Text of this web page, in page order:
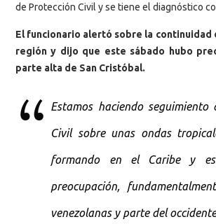
de Protección Civil y se tiene el diagnóstico
El funcionario alertó sobre la continuidad
región y dijo que este sábado hubo
parte alta de San Cristóbal.
Estamos haciendo seguimiento
Civil sobre unas ondas
formando en el Caribe y
preocupación,
venezolanas y parte del